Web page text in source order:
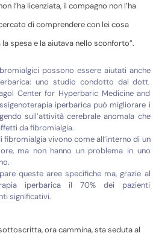
l’ha licenziata, il compagno non l’ha
di comprendere con lei cosa
spesa e la aiutava nello sconforto”.
possono essere aiutati anche
uno studio condotto dal dott.
Center for Hyperbaric Medicine and
iperbarica può migliorare i
sull’attività cerebrale anomala che
da fibromialgia.
vivono come all’interno di un
ma non hanno un problema in uno
queste aree specifiche ma, grazie al
iperbarica il 70% dei pazienti
significativi.
ora cammina, sta seduta al